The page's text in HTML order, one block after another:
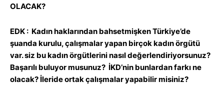
OLACAK?
EDK : Kadın haklarından bahsetmişken Türkiye’de
şuanda kurulu, çalışmalar yapan birçok kadın örgütü
var. siz bu kadın örgütlerini nasıl değerlendiriyorsunuz?
Başarılı buluyor musunuz? İKD’nin bunlardan farkı ne
olacak? İleride ortak çalışmalar yapabilir misiniz?